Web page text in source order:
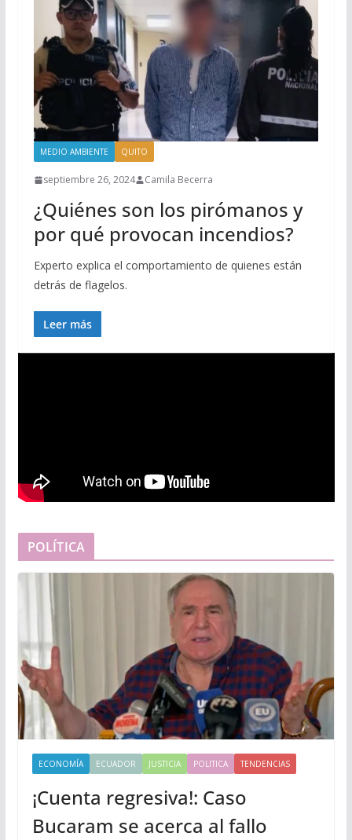
MEDIO AMBIENTE QUITO
septiembre 26, 2024 Camila Becerra
¿Quiénes son los pirómanos y
por qué provocan incendios?
Experto explica el comportamiento de quienes están
detrás de flagelos.
Leer más
POLÍTICA
ECONOMÍA ECUADOR JUSTICIA POLITICA TENDENCIAS
¡Cuenta regresiva!: Caso
Bucaram se acerca al fallo